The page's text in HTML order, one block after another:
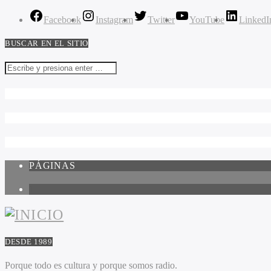
Facebook Instagram Twitter YouTube
BUSCAR EN EL SITIO
PÁGINAS
DESDE 1989
Porque todo es cultura y porque somos radio.